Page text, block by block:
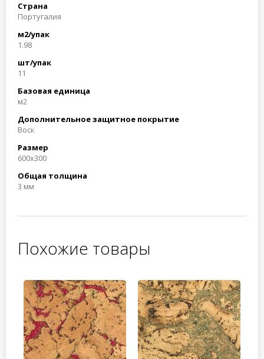
Страна
Португалия
м2/упак
1.98
шт/упак
11
Базовая единица
м2
Дополнительное защитное покрытие
Воск
Размер
600x300
Общая толщина
3 мм
Похожие товары